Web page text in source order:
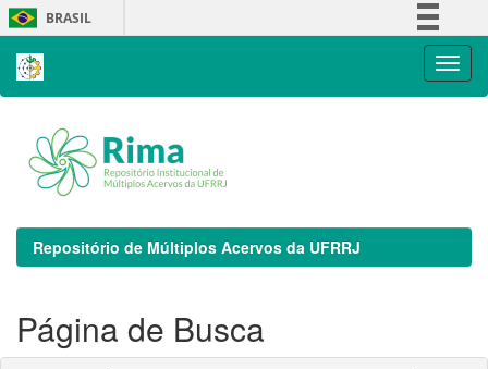
Skip
navigation
BRASIL
Repositório de Múltiplos Acervos da UFRRJ
Página de Busca